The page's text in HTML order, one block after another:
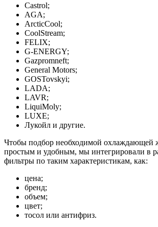
Castrol;
AGA;
ArcticCool;
CoolStream;
FELIX;
G-ENERGY;
Gazpromneft;
General Motors;
GOSTovskyi;
LADA;
LAVR;
LiquiMoly;
LUXE;
Лукойл и другие.
Чтобы подбор необходимой охлаждающей
простым и удобным, мы интегрировали в
фильтры по таким характеристикам, как:
цена;
бренд;
объем;
цвет;
тосол или антифриз.